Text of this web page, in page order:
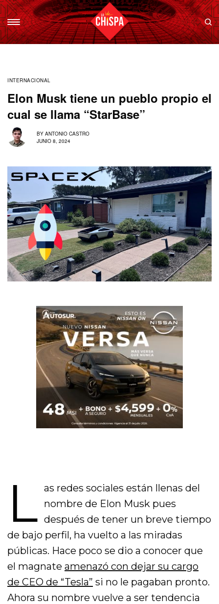
INTERNACIONAL
Elon Musk tiene un pueblo propio el
cual se llama “StarBase”
BY ANTONIO CASTRO
JUNIO 8, 2024
L as redes sociales están llenas del
nombre de Elon Musk pues
después de tener un breve tiempo
de bajo perfil, ha vuelto a las miradas
públicas. Hace poco se dio a conocer que
el magnateamenazó con dejar su cargo
de CEO de “Tesla” si no le pagaban pronto.
Ahora su nombre vuelve a ser tendencia